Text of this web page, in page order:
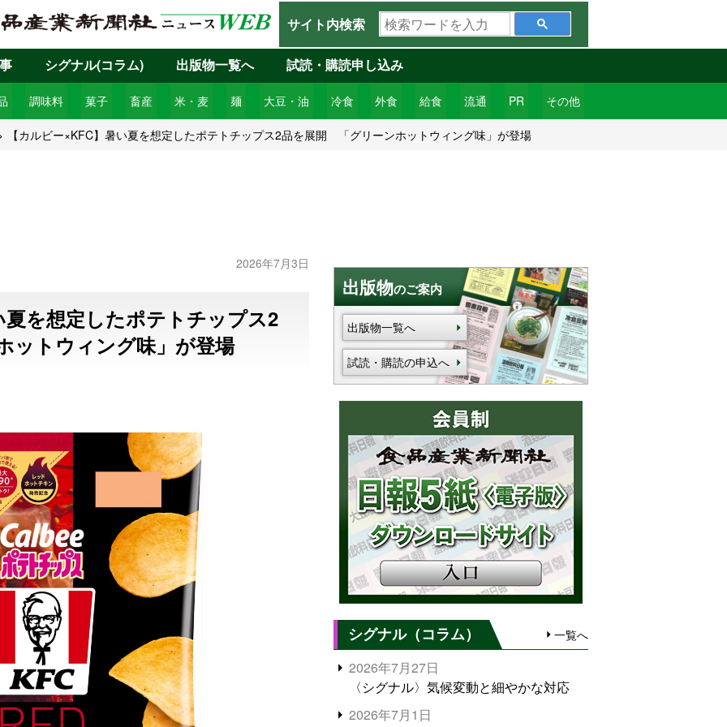
サイト内検索
検
索
ワ
ー
ド
を
入
調味料 菓子 畜産 米・麦 麺 大豆・油 冷食 外食 給食 流通 PR その他
シグナル(コラム) 出版物一覧へ 試読・購読申し込み
【カルビー×KFC】暑い夏を想定したポテトチップス2品を展開 「グリーンホットウィング味」が登場
2026年7月3日
を想定したポテトチップス2
トウィング味」が登場
出版物のご案内
出版物一覧へ
試読・購読の申込へ
シグナル（コラム） 一覧へ
2026年7月27日
〈シグナル〉気候変動と細やかな対応
2026年7月1日